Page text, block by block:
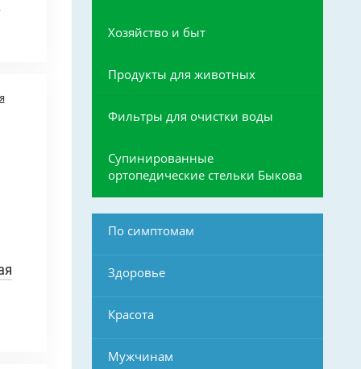
Хозяйство и быт
Продукты для животных
Фильтры для очистки воды
Супинированные
ортопедические стельки Быкова
По симптомам
Здоровье
Красота
Мужчинам